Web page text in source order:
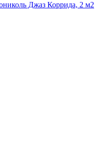
Джаз Коррида, 2 м2